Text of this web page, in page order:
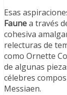
Esas
Faunea través
cohesiva
relecturas de
como Ornette
de algunas
célebres
Messiaen.